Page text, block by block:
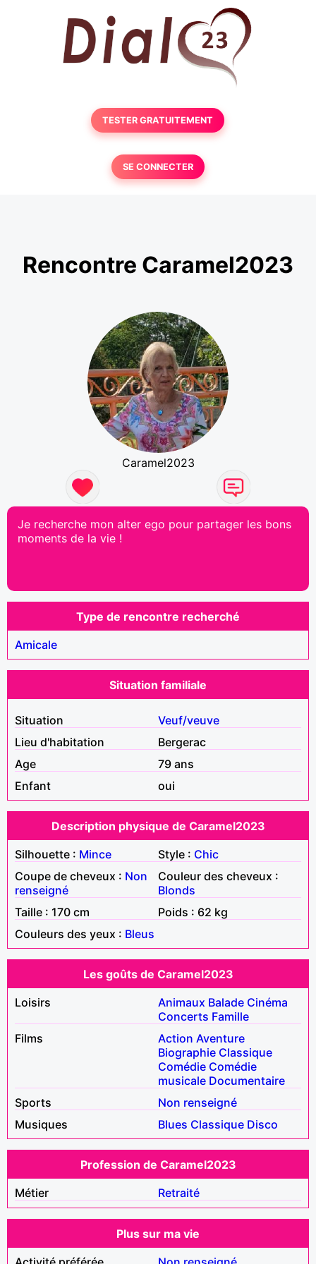
TESTER GRATUITEMENT
SE CONNECTER
Rencontre Caramel2023
Caramel2023
Je recherche mon alter ego pour partager les bons
moments de la vie !
Type de rencontre recherché
Amicale
Situation familiale
Situation
Veuf/veuve
Lieu d'habitation
Bergerac
Age
79 ans
Enfant
oui
Description physique de Caramel2023
Silhouette : Mince Style : Chic
Coupe de cheveux : Non
renseigné
Couleur des cheveux :
Blonds
Taille : 170 cm
Poids : 62 kg
Couleurs des yeux : Bleus
Les goûts de Caramel2023
Loisirs
Animaux Balade Cinéma
Concerts Famille
Films
Action Aventure
Biographie Classique
Comédie Comédie
musicale Documentaire
Sports
Non renseigné
Musiques
Blues Classique Disco
Profession de Caramel2023
Métier
Retraité
Plus sur ma vie